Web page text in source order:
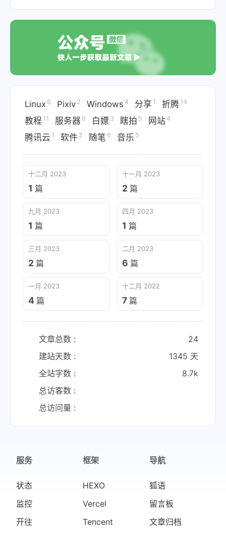
Linux 6 Pixiv 2 Windows 4 分享 1 折腾 14
教程 11 服务器 9 白嫖 3 瞎拍 5 网站 4
腾讯云 1 软件 2 随笔 6 音乐 5
十二月 2023
1 篇
十一月 2023
2 篇
九月 2023
1 篇
四月 2023
1 篇
三月 2023
2 篇
二月 2023
6 篇
一月 2023
4 篇
十二月 2022
7 篇
文章总数 :
24
建站天数 :
1345 天
全站字数 :
8.7k
总访客数 :
总访问量 :
服务
状态
监控
开往
框架
HEXO
Vercel
Tencent
导航
狐语
留言板
文章归档